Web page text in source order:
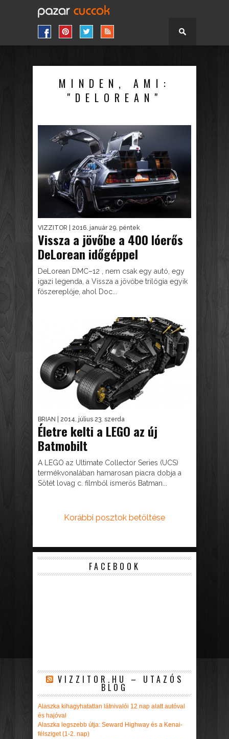
MINDEN, AMI:
"DELOREAN"
VIZZITOR | 2016. január 29. péntek
Vissza a jövőbe a 400 lóerős
DeLorean időgéppel
DeLorean DMC–12 , nem csak egy autó, egy
igazi legenda, a Vissza a jövőbe trilógia egyik
főszereplője, ahol Doc...
BRIAN | 2014. július 23. szerda
Életre kelti a LEGO az új
Batmobilt
A LEGO az Ultimate Collector Series (UCS)
termékvonalában hamarosan piacra dobja a
Sötét lovag c. filmből ismerős Batman...
Korábbi posztok betöltése
FACEBOOK
VIZZITOR.HU – UTAZÓS
BLOG
Alaszka kihagyhatatlan látnivalói 12 nap alatt autóval
és hajóval
Alaszka legszebb útja: Seward Highway és a Kenai-
félsziget (1-2. nap)